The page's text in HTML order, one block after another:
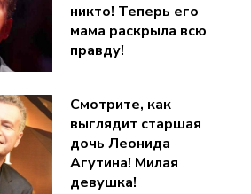
никто! Теперь его
мама раскрыла всю
правду!
Смотрите, как
выглядит старшая
дочь Леонида
Агутина! Милая
девушка!